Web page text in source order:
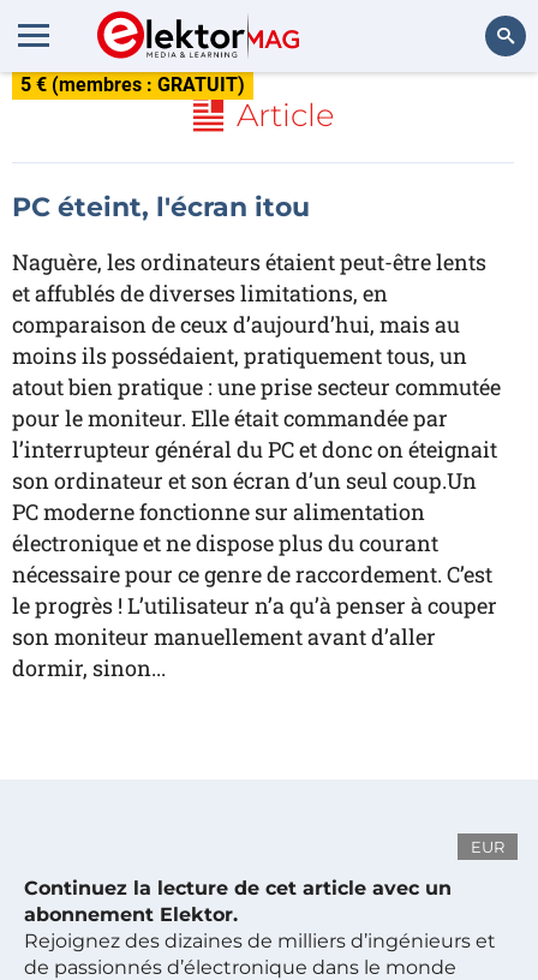
5 € (membres : GRATUIT)
Article
PC éteint, l'écran itou
Naguère, les ordinateurs étaient peut-être lents
et affublés de diverses limitations, en
comparaison de ceux d’aujourd’hui, mais au
moins ils possédaient, pratiquement tous, un
atout bien pratique : une prise secteur commutée
pour le moniteur. Elle était commandée par
l’interrupteur général du PC et donc on éteignait
son ordinateur et son écran d’un seul coup.Un
PC moderne fonctionne sur alimentation
électronique et ne dispose plus du courant
nécessaire pour ce genre de raccordement. C’est
le progrès ! L’utilisateur n’a qu’à penser à couper
son moniteur manuellement avant d’aller
dormir, sinon...
EUR
Continuez la lecture de cet article avec un
abonnement Elektor.
Rejoignez des dizaines de milliers d’ingénieurs et
de passionnés d’électronique dans le monde